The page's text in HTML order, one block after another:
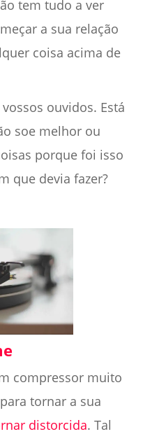
tem tudo a ver
a sua relação
coisa acima de
ouvidos. Está
soe melhor ou
porque foi isso
que devia fazer?
compressor muito
tornar a sua
distorcida. Tal